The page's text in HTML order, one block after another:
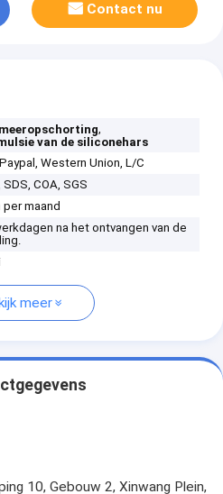
Contact nu
,
van de siliconehars
Western Union, L/C
SDS, COA, SGS
per maand
na het ontvangen van de
meer
10, Gebouw 2, Xinwang Plein,